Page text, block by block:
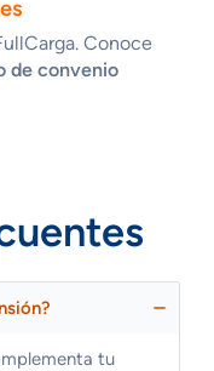
Conoce
de convenio
tu